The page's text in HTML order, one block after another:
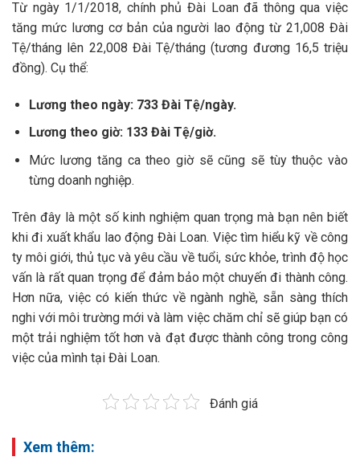
Từ ngày 1/1/2018, chính phủ Đài Loan đã thông qua việc
tăng mức lương cơ bản của người lao động từ 21,008 Đài
Tệ/tháng lên 22,008 Đài Tệ/tháng (tương đương 16,5 triệu
đồng). Cụ thể:
Lương theo ngày: 733 Đài Tệ/ngày.
Lương theo giờ: 133 Đài Tệ/giờ.
Mức lương tăng ca theo giờ sẽ cũng sẽ tùy thuộc vào
từng doanh nghiệp.
Trên đây là một số kinh nghiệm quan trọng mà bạn nên biết
khi đi xuất khẩu lao động Đài Loan. Việc tìm hiểu kỹ về công
ty môi giới, thủ tục và yêu cầu về tuổi, sức khỏe, trình độ học
vấn là rất quan trọng để đảm bảo một chuyến đi thành công.
Hơn nữa, việc có kiến thức về ngành nghề, sẵn sàng thích
nghi với môi trường mới và làm việc chăm chỉ sẽ giúp bạn có
một trải nghiệm tốt hơn và đạt được thành công trong công
việc của mình tại Đài Loan.
Đánh giá
Xem thêm: